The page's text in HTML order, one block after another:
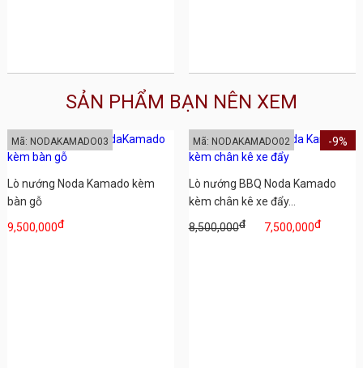
SẢN PHẨM BẠN NÊN XEM
Lò nướng Noda Kamado kèm
bàn gỗ
9,500,000đ
Mã: NODAKAMADO03
Lò nướng BBQ Noda Kamado
kèm chân kê xe đẩy...
8,500,000đ 7,500,000đ
-9%
Mã: NODAKAMADO02